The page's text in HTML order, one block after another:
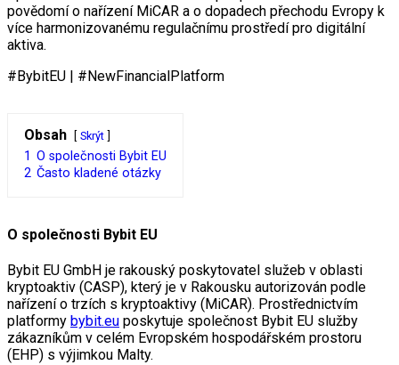
povědomí o nařízení MiCAR a o dopadech přechodu Evropy k
více harmonizovanému regulačnímu prostředí pro digitální
aktiva.
#BybitEU | #NewFinancialPlatform
Obsah Skrýt
1 O společnosti Bybit EU
2 Často kladené otázky
O společnosti Bybit EU
Bybit EU GmbH je rakouský poskytovatel služeb v oblasti
kryptoaktiv (CASP), který je v Rakousku autorizován podle
nařízení o trzích s kryptoaktivy (MiCAR). Prostřednictvím
platformy bybit.eu poskytuje společnost Bybit EU služby
zákazníkům v celém Evropském hospodářském prostoru
(EHP) s výjimkou Malty.